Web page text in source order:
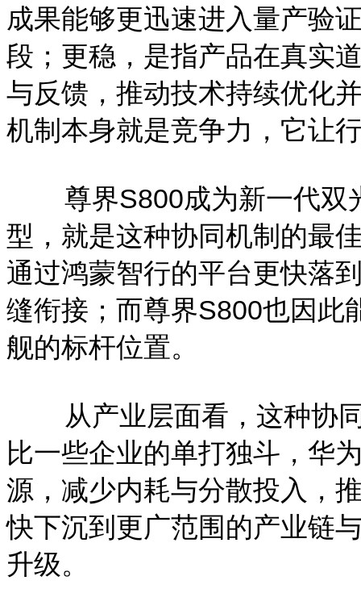
成果能够更迅速进入量产验
段；更稳，是指产品在真实
与反馈，推动技术持续优化
机制本身就是竞争力，它让
尊界S800成为新一代双
型，就是这种协同机制的最
通过鸿蒙智行的平台更快落
缝衔接；而尊界S800也因此
舰的标杆位置。
从产业层面看，这种协同
比一些企业的单打独斗，华
源，减少内耗与分散投入，
快下沉到更广范围的产业链
升级。